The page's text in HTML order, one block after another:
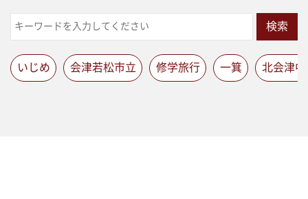
検索
いじめ 会津若松市立 修学旅行 一箕 北会津中